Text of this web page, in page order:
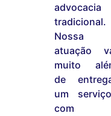
advocacia
tradicional.
Nossa
atuação
muito
de
um
com